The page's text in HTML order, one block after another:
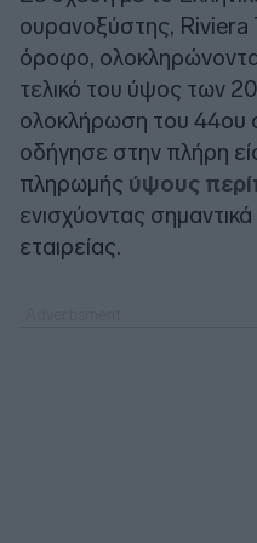
ουρανοξύστης,
όροφο,
τελικό του ύψος των
ολοκλήρωση του 44ου
οδήγησε στην πλήρη
πληρωμής ύψους
ενισχύοντας
εταιρείας.